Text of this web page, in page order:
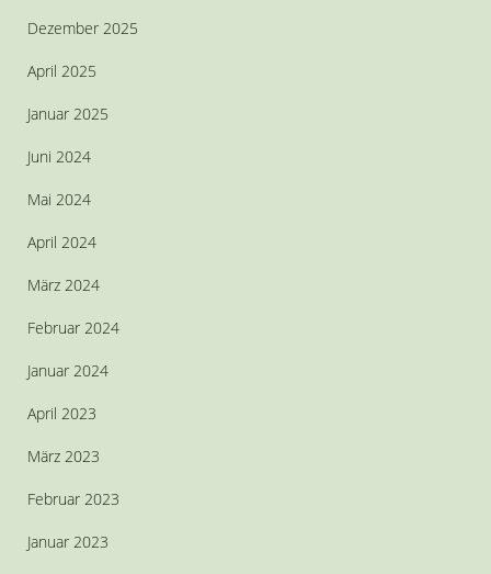
Dezember 2025
April 2025
Januar 2025
Juni 2024
Mai 2024
April 2024
März 2024
Februar 2024
Januar 2024
April 2023
März 2023
Februar 2023
Januar 2023